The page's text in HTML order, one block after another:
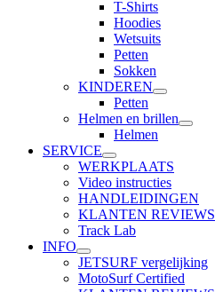
T-Shirts
Hoodies
Wetsuits
Petten
Sokken
KINDEREN
Petten
Helmen en brillen
Helmen
SERVICE
WERKPLAATS
Video instructies
HANDLEIDINGEN
KLANTEN REVIEWS
Track Lab
INFO
JETSURF vergelijking
MotoSurf Certified